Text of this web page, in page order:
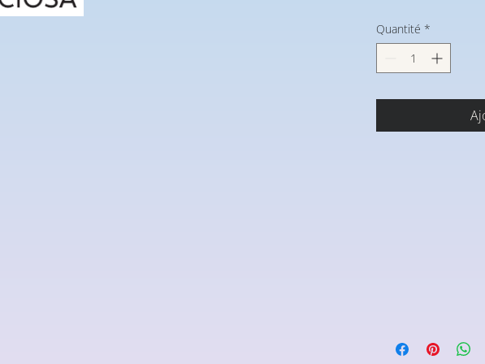
Quantité *